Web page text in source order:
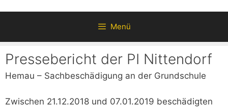
Menü
Pressebericht der PI Nittendorf
Hemau – Sachbeschädigung an der Grundschule
Zwischen 21.12.2018 und 07.01.2019 beschädigten